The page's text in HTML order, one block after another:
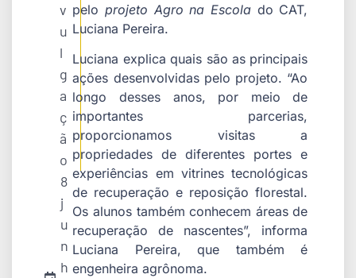
v
u
l
g
a
ç
ã
o
8
j
u
n
h
peloprojeto Agro na Escola do CAT,
Luciana Pereira.
Luciana explica quais são as principais
ações desenvolvidas pelo projeto. “Ao
longo desses anos, por meio de
importantes parcerias,
proporcionamos visitas a
propriedades de diferentes portes e
experiências em vitrines tecnológicas
de recuperação e reposição florestal.
Os alunos também conhecem áreas de
recuperação de nascentes”, informa
Luciana Pereira, que também é
engenheira agrônoma.